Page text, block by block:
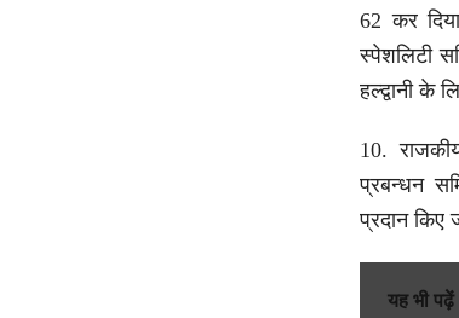
62 कर
स्पेशलिटी
हल्द्वानी के
10.
प्रबन्धन
प्रदान किए
यह भी